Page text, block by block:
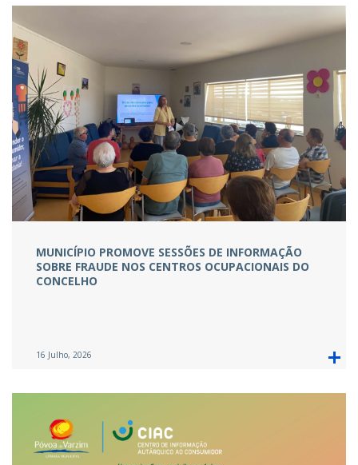
MUNICÍPIO PROMOVE SESSÕES DE INFORMAÇÃO
SOBRE FRAUDE NOS CENTROS OCUPACIONAIS DO
CONCELHO
16 Julho, 2026